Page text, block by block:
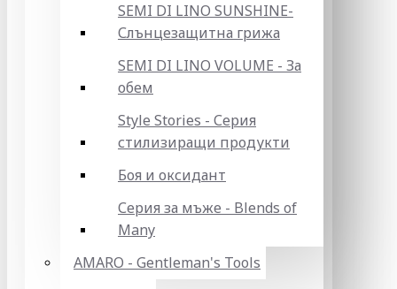
SEMI DI LINO SUNSHINE-
Слънцезащитна грижа
SEMI DI LINO VOLUME - За
обем
Style Stories - Серия
стилизиращи продукти
Боя и оксидант
Серия за мъже - Blends of
Many
AMARO - Gentleman's Tools